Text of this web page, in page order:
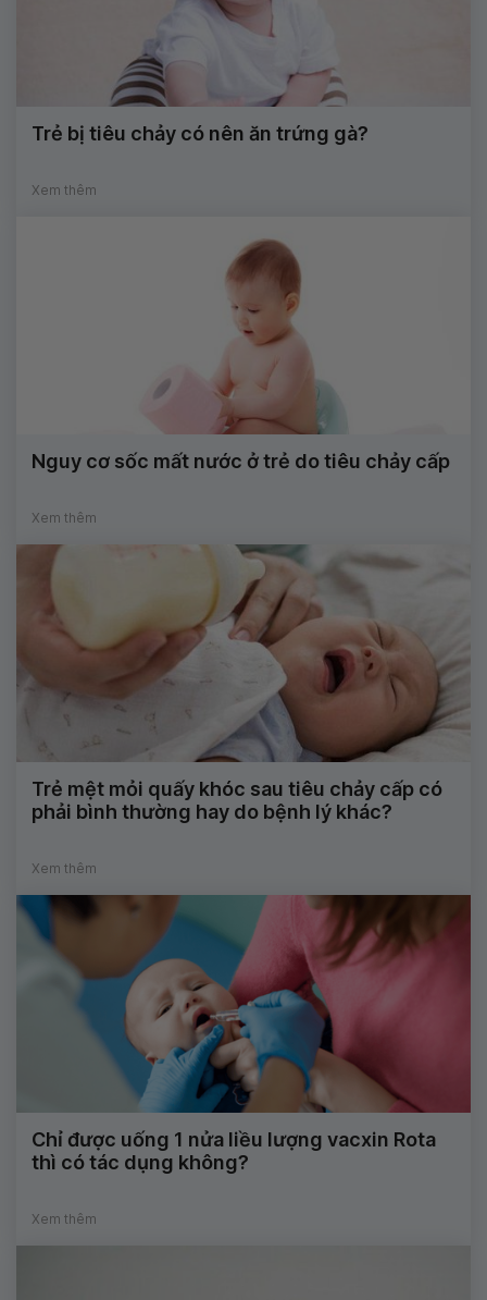
Trẻ bị tiêu chảy có nên ăn trứng gà?
Xem thêm
Nguy cơ sốc mất nước ở trẻ do tiêu chảy cấp
Xem thêm
Trẻ mệt mỏi quấy khóc sau tiêu chảy cấp có
phải bình thường hay do bệnh lý khác?
Xem thêm
Chỉ được uống 1 nửa liều lượng vacxin Rota
thì có tác dụng không?
Xem thêm